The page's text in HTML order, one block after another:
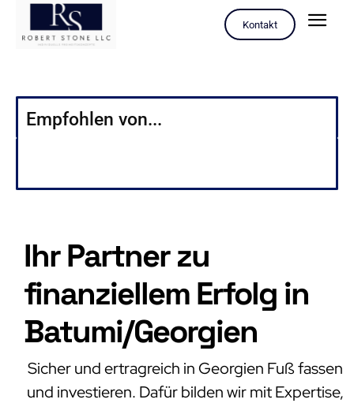
Kontakt
Empfohlen von...
Ihr Partner zu
finanziellem Erfolg in
Batumi/Georgien
Sicher und ertragreich in Georgien Fuß fassen
und investieren. Dafür bilden wir mit Expertise,